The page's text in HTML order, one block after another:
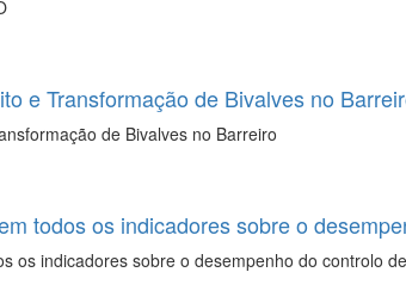
e Transformação de Bivalves no
de Bivalves no Barreiro
todos os indicadores sobre o
os indicadores sobre o desempenho do controlo